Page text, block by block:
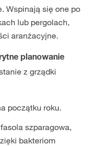
Wspinają się one po
lub pergolach,
aranżacyjne.
planowanie
z grządki
początku roku.
szparagowa,
bakteriom